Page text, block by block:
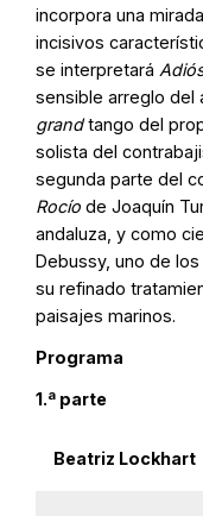
incorpora una
incisivos
se interpretará
sensible arreglo del
grandtango del
solista del
segunda parte del
Rocío de Joaquín
andaluza, y como
Debussy, uno de
su refinado
paisajes marinos.
Programa
1.ª parte
Beatriz Lockhart